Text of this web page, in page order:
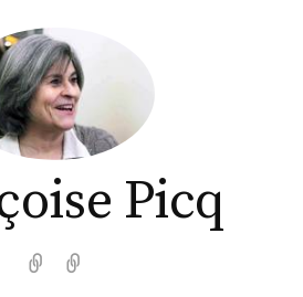
Picq
English